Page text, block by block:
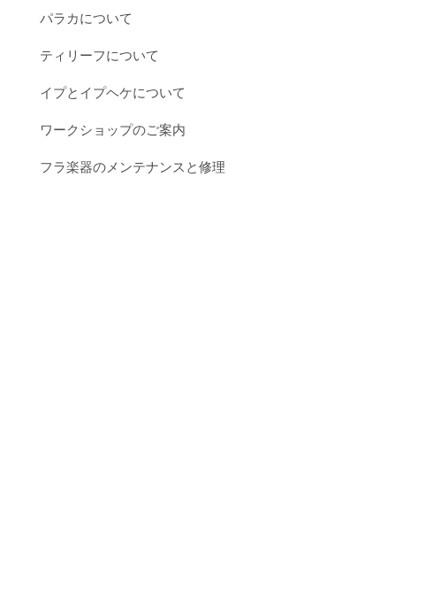
パラカについて
ティリーフについて
イプとイプヘケについて
ワークショップのご案内
フラ楽器のメンテナンスと修理